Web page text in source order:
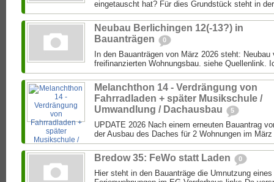
eingetauscht hat? Für dies Grundstück steht in
Neubau Berlichingen 12(-13?) in
Bauanträgen
0
In den Bauanträgen von März 2026 steht: Neubau
freifinanzierten Wohnungsbau. siehe Quellenlink.
Melanchthon 14 - Verdrängung von
Fahrradladen + später Musikschule /
Umwandlung / Dachausbau
5
UPDATE 2026 Nach einem erneuten Bauantrag
der Ausbau des Daches für 2 Wohnungen im
Bredow 35: FeWo statt Laden 0
Hier steht in den Bauanträge die Umnutzung